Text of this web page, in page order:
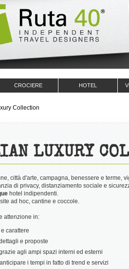
CROCIERE HOTEL
Collection
LUXURY
città d'arte, campagna, benessere e terme,
di privacy, distanziamento sociale e
hotel indipendenti.
ad hoc, cantine e coccole.
attenzione in:
carattere
e proposte
agli ampi spazi interni ed esterni
i tempi in fatto di trend e servizi